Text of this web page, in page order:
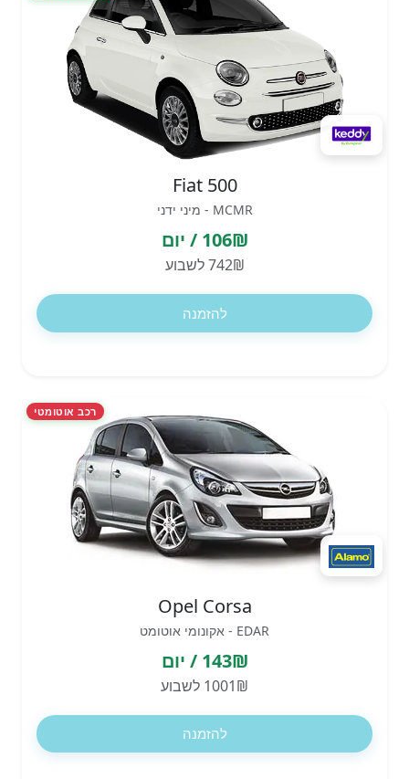
Fiat 500
MCMR - מיני ידני
106₪ / יום
742₪ לשבוע
להזמנה
רכב אוטומטי
Opel Corsa
EDAR - אקונומי אוטומט
143₪ / יום
1001₪ לשבוע
להזמנה